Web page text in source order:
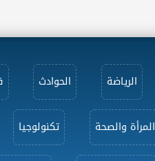
الرياضة الحوادث
المرأة والصحة تكنولوجيا